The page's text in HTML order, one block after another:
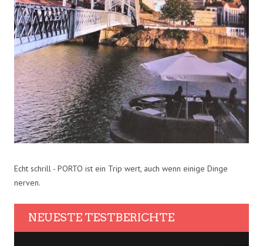
Echt schrill - PORTO ist ein Trip wert, auch wenn einige Dinge
nerven.
NEUESTE TESTBERICHTE